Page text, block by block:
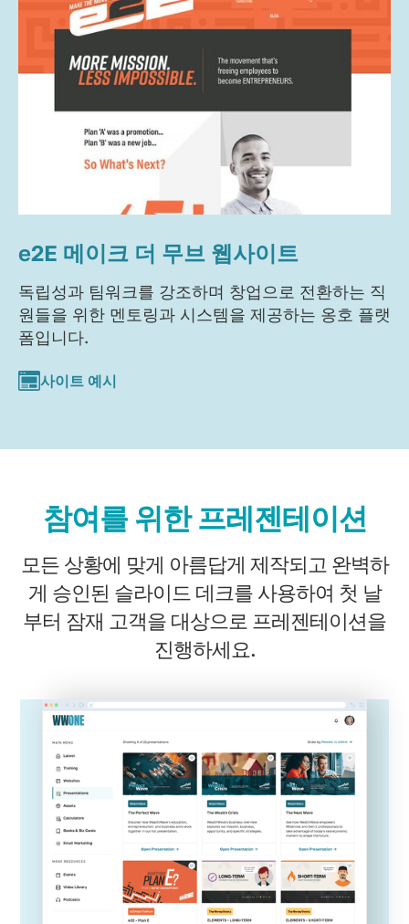
e2E 메이크 더 무브 웹사이트
독립성과 팀워크를 강조하며 창업으로 전환하는 직
원들을 위한 멘토링과 시스템을 제공하는 옹호 플랫
폼입니다.
사이트 예시
참여를 위한 프레젠테이션
모든 상황에 맞게 아름답게 제작되고 완벽하
게 승인된 슬라이드 데크를 사용하여 첫 날
부터 잠재 고객을 대상으로 프레젠테이션을
진행하세요.